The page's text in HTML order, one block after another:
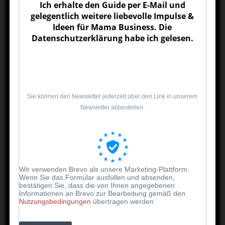
💌 4. Selbstgemachtes statt Gekauftes
Kinder basteln mit so viel Liebe, dass jedes kleine
Geschenk ein echtes Unikat wird.
Ob bemalte Gläser, gebackene Herzen oder bunte
Karten – alles, was selbstgemacht ist, trägt eine
Ich erhalte den Guide per E-Mail und
gelegentlich weitere liebevolle Impulse &
Ideen für Mama Business. Die
Datenschutzerklärung habe ich gelesen.
Sie können den Newsletter jederzeit über den Link in unserem
Newsletter abbestellen.
Wir verwenden Brevo als unsere Marketing-Plattform.
Wenn Sie das Formular ausfüllen und absenden,
bestätigen Sie, dass die von Ihnen angegebenen
Informationen an Brevo zur Bearbeitung gemäß den
Nutzungsbedingungen übertragen werden